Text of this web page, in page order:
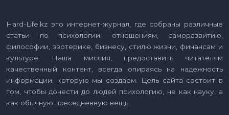
Hard-Life.kz это интернет-журнал, где собраны различные
статьи по психологии, отношениям, саморазвитию,
философии, эзотерике, бизнесу, стилю жизни, финансам и
культуре. Наша миссия, предоставить читателям
качественный контент, всегда опираясь на надежность
информации, которую мы создаем. Цель сайта состоит в
том, чтобы донести до людей психологию, не как науку, а
как обычную повседневную вещь.